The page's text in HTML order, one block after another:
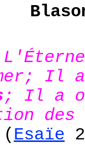
Il
; Il a
des
( Esaïe